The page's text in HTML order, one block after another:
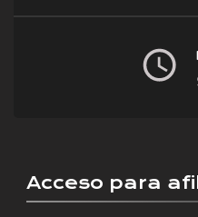
Acceso para